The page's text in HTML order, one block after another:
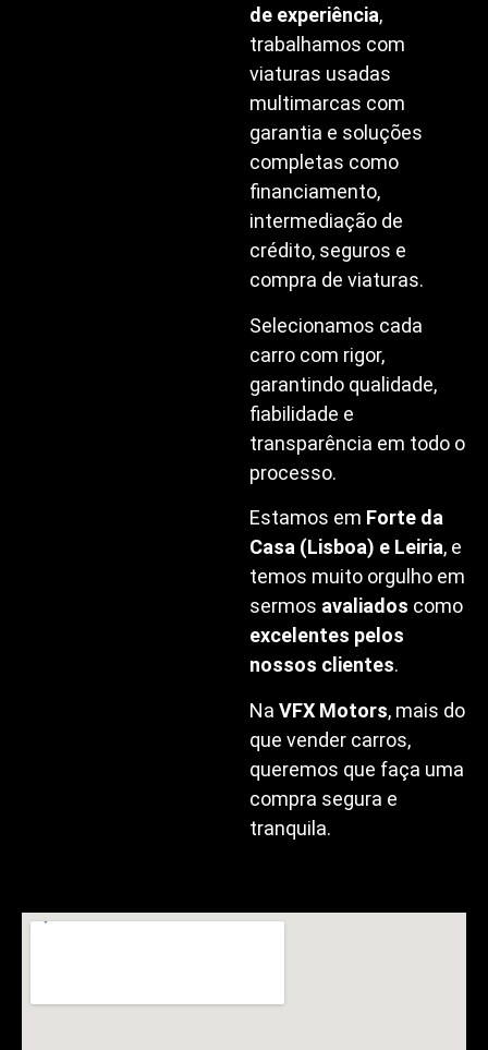
de experiência,
trabalhamos com
viaturas usadas
multimarcas com
garantia e soluções
completas como
financiamento,
intermediação de
crédito, seguros e
compra de viaturas.
Selecionamos cada
carro com rigor,
garantindo qualidade,
fiabilidade e
transparência em todo o
processo.
Estamos em Forte da
Casa (Lisboa) e Leiria, e
temos muito orgulho em
sermos avaliados como
excelentes pelos
nossos clientes.
NaVFX Motors, mais do
que vender carros,
queremos que faça uma
compra segura e
tranquila.